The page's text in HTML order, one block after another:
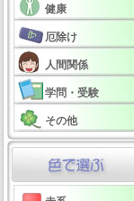
健康
厄除け
人間関係
学問・受験
その他